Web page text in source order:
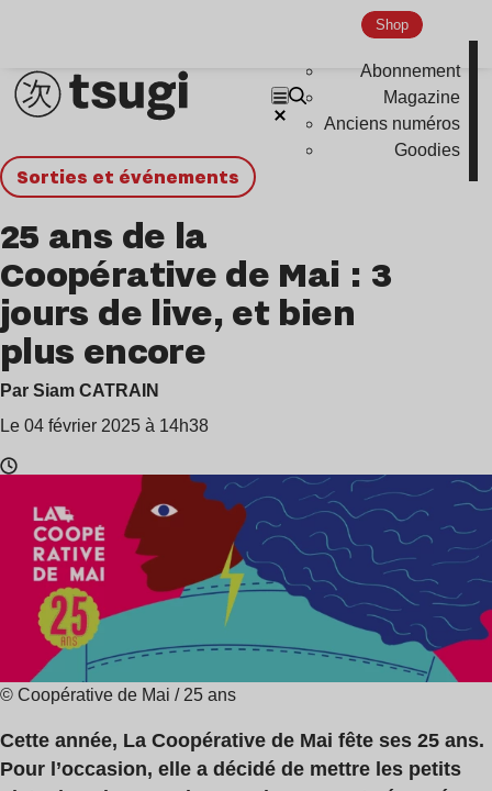
Shop
Abonnement
Magazine
Anciens numéros
Goodies
Sorties et événements
25 ans de la
Coopérative de Mai : 3
jours de live, et bien
plus encore
Par Siam CATRAIN
Le 04 février 2025 à 14h38
lecture
© Coopérative de Mai / 25 ans
Cette année, La Coopérative de Mai fête ses 25 ans.
Pour l’occasion, elle a décidé de mettre les petits